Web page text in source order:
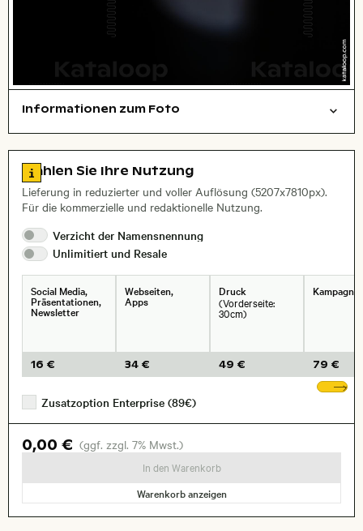
Informationen zum Foto
Zu den Lizenzinformationen springen
Wählen Sie Ihre Nutzung
Lieferung in reduzierter und voller Auflösung (5207x7810px).
Für die kommerzielle und redaktionelle Nutzung.
Verzicht der Namensnennung
Unlimitiert und Resale
Social Media,
Präsentationen,
Newsletter
16 €
Webseiten,
Apps
34 €
Druck
(Vorderseite:
30cm)
49 € 79 €
Zusatzoption Enterprise (89€)
0,00 € (ggf. zzgl. 7% Mwst.)
In den Warenkorb
Warenkorb anzeigen